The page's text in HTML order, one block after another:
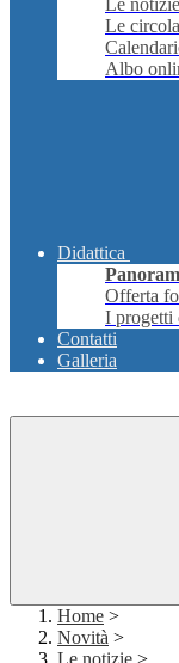
Le notizie
Le
Albo
Didattica
Offerta
I progetti
Contatti
Galleria
Home >
Novità >